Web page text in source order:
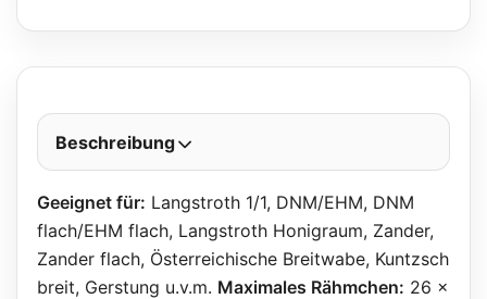
Beschreibung
Geeignet für: Langstroth 1/1, DNM/EHM, DNM
flach/EHM flach, Langstroth Honigraum, Zander,
Zander flach, Österreichische Breitwabe, Kuntzsch
breit, Gerstung u.v.m. Maximales Rähmchen: 26 x